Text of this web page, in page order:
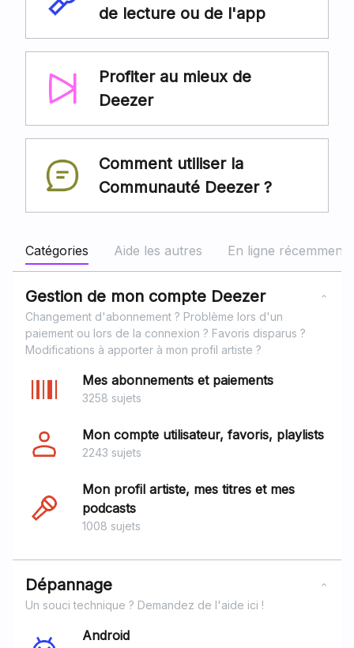
de lecture ou de l'app
Profiter au mieux de
Deezer
Comment utiliser la
Communauté Deezer ?
Catégories Aide les autres En ligne récemment
Gestion de mon compte Deezer
Changement d'abonnement ? Problème lors d'un
paiement ou lors de la connexion ? Favoris disparus ?
Modifications à apporter à mon profil artiste ?
Mes abonnements et paiements
3258 sujets
Mon compte utilisateur, favoris, playlists
2243 sujets
Mon profil artiste, mes titres et mes
podcasts
1008 sujets
Dépannage
Un souci technique ? Demandez de l'aide ici !
Android